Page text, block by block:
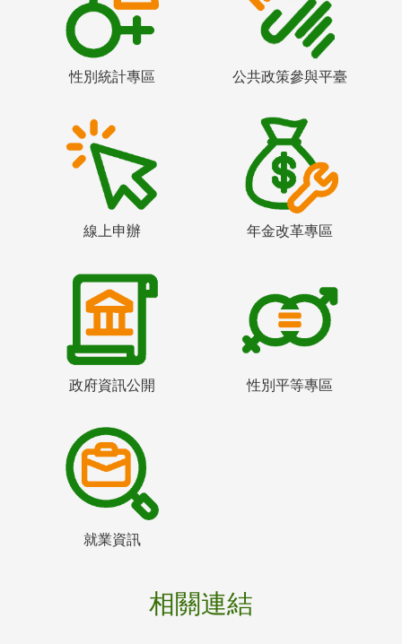
性別統計專區 公共政策參與平臺
線上申辦 年金改革專區
政府資訊公開 性別平等專區
就業資訊
相關連結